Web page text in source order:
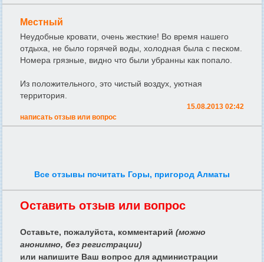
Местный
Неудобные кровати, очень жесткие! Во время нашего
отдыха, не было горячей воды, холодная была с песком.
Номера грязные, видно что были убранны как попало.
Из положительного, это чистый воздух, уютная
территория.
15.08.2013 02:42
написать отзыв или вопрос
Все отзывы почитать Горы, пригород Алматы
Оставить отзыв или вопрос
Оставьте, пожалуйста, комментарий (можно
анонимно, без регистрации)
или напишите Ваш вопрос для администрации